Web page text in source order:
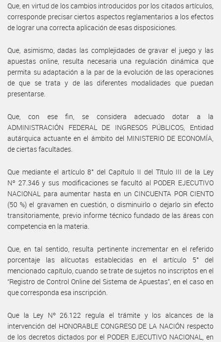
Que, en virtud de los cambios introducidos por los citados artículos,
corresponde precisar ciertos aspectos reglamentarios a los efectos
de lograr una correcta aplicación de esas disposiciones.
Que, asimismo, dadas las complejidades de gravar el juego y las
apuestas online, resulta necesaria una regulación dinámica que
permita su adaptación a la par de la evolución de las operaciones
de que se trata y de las diferentes modalidades que puedan
presentarse.
Que, con ese fin, se considera adecuado dotar a la
ADMINISTRACIÓN FEDERAL DE INGRESOS PÚBLICOS, Entidad
autárquica actuante en el ámbito del MINISTERIO DE ECONOMÍA,
de ciertas facultades.
Que mediante el artículo 8° del Capítulo II del Título III de la Ley
Nº 27.346 y sus modificaciones se facultó al PODER EJECUTIVO
NACIONAL para aumentar hasta en un CINCUENTA POR CIENTO
(50 %) el gravamen en cuestión, o disminuirlo o dejarlo sin efecto
transitoriamente, previo informe técnico fundado de las áreas con
competencia en la materia.
Que, en tal sentido, resulta pertinente incrementar en el referido
porcentaje las alícuotas establecidas en el artículo 5° del
mencionado capítulo, cuando se trate de sujetos no inscriptos en el
“Registro de Control Online del Sistema de Apuestas”, en el caso en
que corresponda esa inscripción.
Que la Ley Nº 26.122 regula el trámite y los alcances de la
intervención del HONORABLE CONGRESO DE LA NACIÓN respecto
de los decretos dictados por el PODER EJECUTIVO NACIONAL, en